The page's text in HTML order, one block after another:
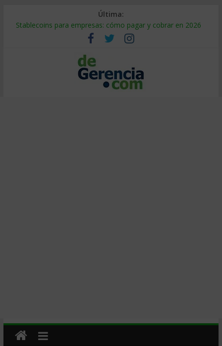
Última:
Stablecoins para empresas: cómo pagar y cobrar en 2026
Despido silencioso: qué es y por qué sale tan caro
IA en selección de personal: cómo auditarla a tiempo
Trabajo forzoso en la cadena de suministro: qué hacer
Mercado hispano de EE. UU.: cómo segmentarlo y venderle